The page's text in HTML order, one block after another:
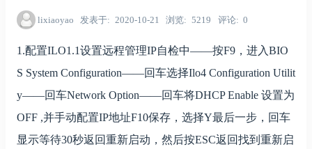
lixiaoyao 发表于 2020-10-21 浏览 5219 评论 0
1.配置ILO1.1设置远程管理IP自检中——按F9，进入BIO
S System Configuration——回车选择Ilo4 Configuration Utilit
y——回车Network Option——回车将DHCP Enable 设置为
OFF ,并手动配置IP地址F10保存，选择Y最后一步，回车
显示等待30秒返回重新启动，然后按ESC返回找到重新启